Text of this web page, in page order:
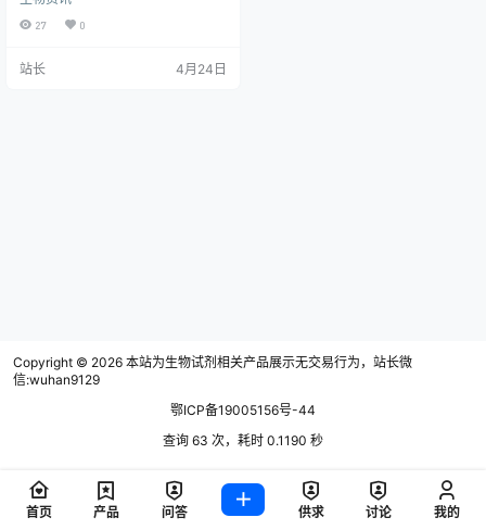
纯、分析和化学纯等7种。国家和主
27 0
站长 4月24日
Copyright © 2026 本站为生物试剂相关产品展示无交易行为，站长微
信:wuhan9129
鄂ICP备19005156号-44
查询 63 次，耗时 0.1190 秒
首页 产品 问答 供求 讨论 我的